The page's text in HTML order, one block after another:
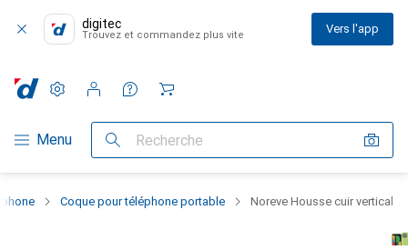
digitec
Trouvez et commandez plus vite Vers l'app
Navigation par catégorie
Menu Recherche
Paramètres
Compte client
Listes de comparaison
Listes d'envies
Panier
Coque pour téléphone portable Noreve Housse cuir vertical